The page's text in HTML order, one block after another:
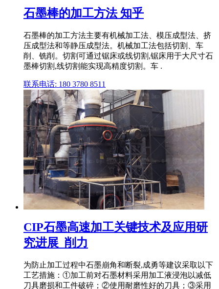
石墨棒的加工方法 知乎
石墨棒的加工方法主要有机械加工法、模压成型法、挤
压成型法和等静压成型法。机械加工法包括切割、车
削、铣削。切割可通过锯床或线切割,锯床用于大尺寸石
墨棒切割,线切割能实现高精度切割。车 .
联系电话: 180 3780 8511
CIP石墨高速加工关键技术及应用研
究进展_削力
为防止加工过程中石墨崩角和断裂,成勇等建议采取以下
工艺措施：①加工前对石墨材料采用加工液浸泡以减低
刀具磨损和工件破碎；②使用耐磨性好的刀具；③采用